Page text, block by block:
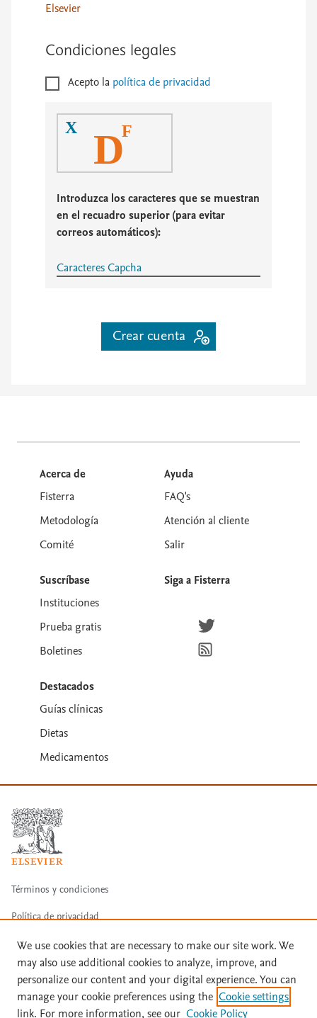
Elsevier
Condiciones legales
Acepto la política de privacidad
X DF
Introduzca los caracteres que se muestran
en el recuadro superior (para evitar
correos automáticos):
Caracteres Capcha
Crear cuenta
Acerca de
Fisterra
Metodología
Comité
Suscríbase
Instituciones
Prueba gratis
Boletines
Destacados
Guías clínicas
Dietas
Medicamentos
Ayuda
FAQ's
Atención al cliente
Salir
Siga a Fisterra
Síguenos en Twitter
Suscríbete para recibir
Términos y condiciones
Política de privacidad
Copyright ©2026 Elsevier España SLU, sus licenciantes y
colaboradores. Se reservan todos los derechos, incluidos los de minería
de texto y datos, entrenamiento de IA y tecnologías similares. Página
actualizada en: Página actualizada en: 31/07/2026.
Este sitio utiliza cookies.Cookie settings
We use cookies that are necessary to make our site work. We
may also use additional cookies to analyze, improve, and
personalize our content and your digital experience. You can
manage your cookie preferences using the Cookie settings
link. For more information, see our Cookie Policy